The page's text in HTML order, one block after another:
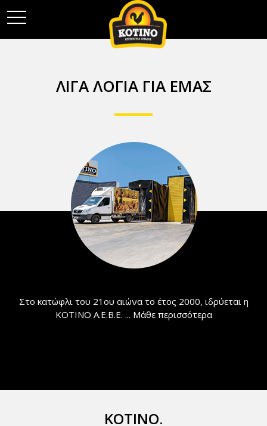
toggle
ΛΙΓΑ ΛΟΓΙΑ ΓΙΑ ΕΜΑΣ
Στο κατώφλι του 21ου αιώνα το έτος 2000, ιδρύεται η
ΚΟΤΙΝΟ Α.Ε.Β.Ε. ... Μάθε περισσότερα
ΚΟΤΙΝΟ.